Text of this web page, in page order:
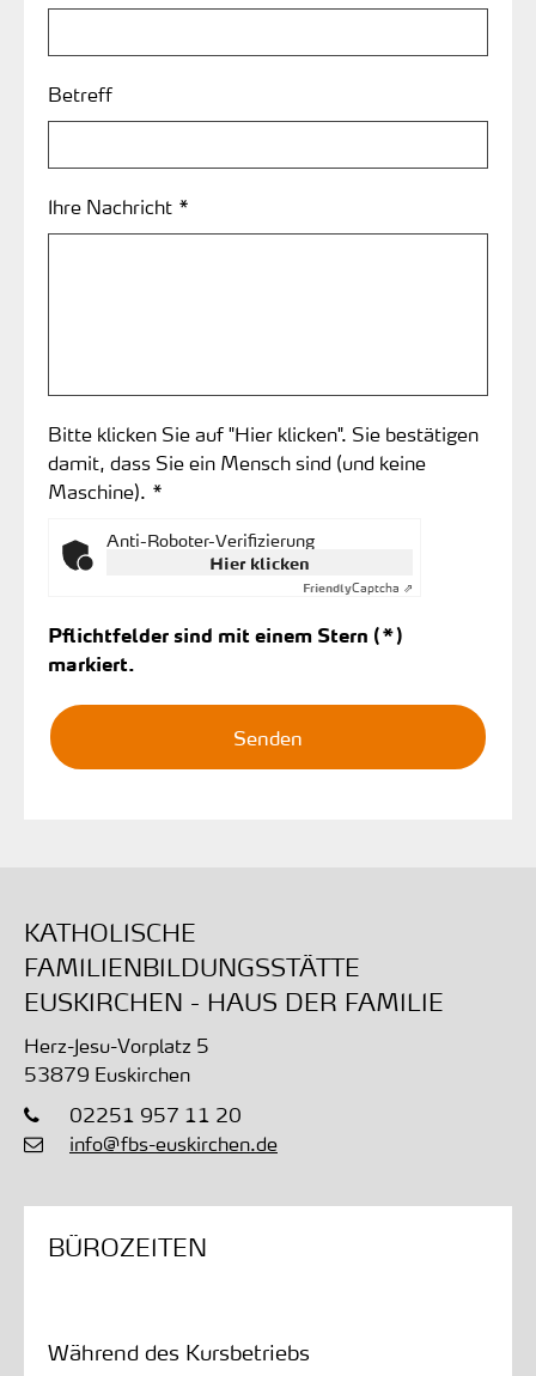
Betreff
Ihre Nachricht *
Bitte klicken Sie auf "Hier klicken". Sie bestätigen
damit, dass Sie ein Mensch sind (und keine
Maschine). *
Anti-Roboter-Verifizierung
Hier klicken
FriendlyCaptcha ⇗
Pflichtfelder sind mit einem Stern (*)
markiert.
KATHOLISCHE
FAMILIENBILDUNGSSTÄTTE
EUSKIRCHEN - HAUS DER FAMILIE
Herz-Jesu-Vorplatz 5
53879 Euskirchen
02251 957 11 20
info@fbs-euskirchen.de
BÜROZEITEN
Während des Kursbetriebs